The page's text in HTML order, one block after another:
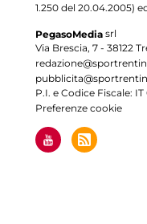
1.250 del 20.04.2005)
PegasoMedia srl
Via Brescia, 7 - 38122
P.I. e Codice Fiscale: IT
Preferenze cookie